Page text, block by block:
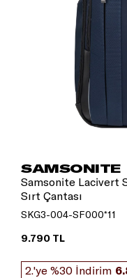
SAMSONITE
Samsonite Lacivert
Sırt Çantası
SKG3-004-SF000*11
9.790 TL
2.'ye %30 İndirim